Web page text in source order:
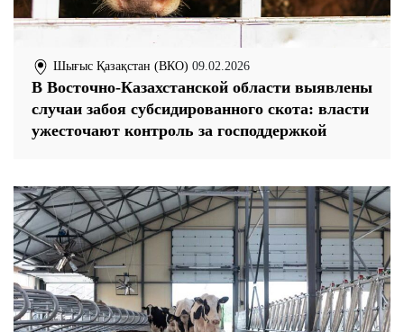
Шығыс Қазақстан (ВКО) 09.02.2026
В Восточно-Казахстанской области выявлены
случаи забоя субсидированного скота: власти
ужесточают контроль за господдержкой